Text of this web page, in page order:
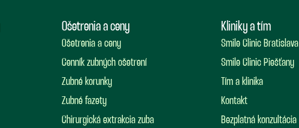
Ošetrenia a ceny
Ošetrenia a ceny
Cenník zubných ošetrení
Zubné korunky
Zubné fazety
Chirurgická extrakcia zuba
Kliniky a tím
Smile Clinic Bratislava
Smile Clinic Piešťany
Tím a klinika
Kontakt
Bezplatná konzultácia